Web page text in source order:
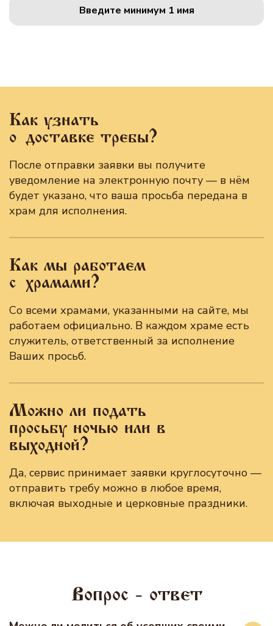
Введите минимум 1 имя
Как узнать
о доставке требы?
После отправки заявки вы получите
уведомление на электронную почту — в нём
будет указано, что ваша просьба передана в
храм для исполнения.
Как мы работаем
с храмами?
Со всеми храмами, указанными на сайте, мы
работаем официально. В каждом храме есть
служитель, ответственный за исполнение
Ваших просьб.
Можно ли подать
просьбу ночью или в
выходной?
Да, сервис принимает заявки круглосуточно —
отправить требу можно в любое время,
включая выходные и церковные праздники.
Вопрос - ответ